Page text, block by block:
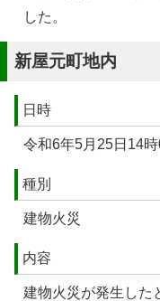
した。
新屋元町地内
日時
令和6年5月25日14
種別
建物火災
内容
建物火災が発生した